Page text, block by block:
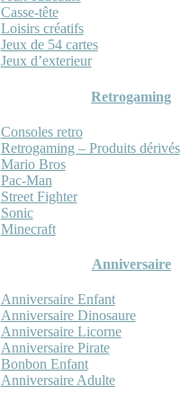
Casse-tête
Loisirs créatifs
Jeux de 54 cartes
Jeux d’exterieur
Retrogaming
Consoles retro
Retrogaming – Produits dérivés
Mario Bros
Pac-Man
Street Fighter
Sonic
Minecraft
Anniversaire
Anniversaire Enfant
Anniversaire Dinosaure
Anniversaire Licorne
Anniversaire Pirate
Bonbon Enfant
Anniversaire Adulte